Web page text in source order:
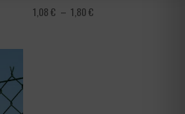
1,08€ – 1,80€